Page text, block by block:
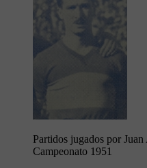
Partidos jugados por
Campeonato 1951